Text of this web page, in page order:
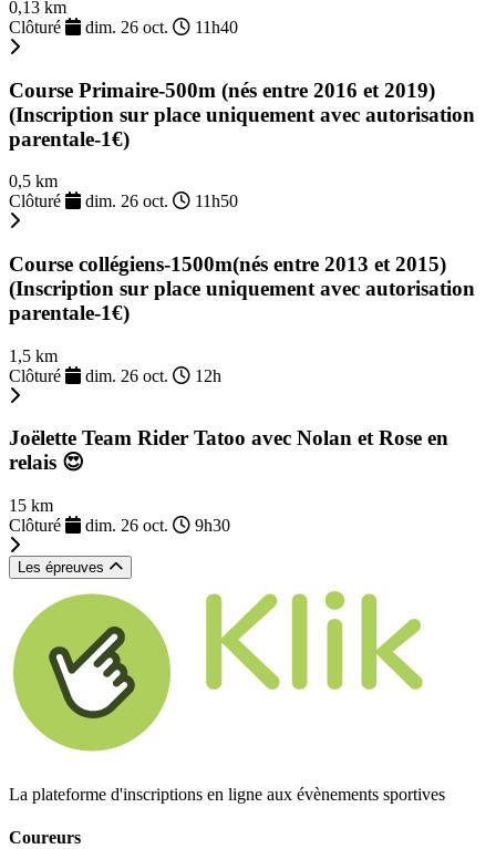
0,13 km
Clôturé
dim. 26 oct. 11h40
Course Primaire-500m (nés entre 2016 et 2019)
(Inscription sur place uniquement avec autorisation
parentale-1€)
0,5 km
Clôturé
dim. 26 oct. 11h50
Course collégiens-1500m(nés entre 2013 et 2015)
(Inscription sur place uniquement avec autorisation
parentale-1€)
1,5 km
Clôturé
dim. 26 oct. 12h
Joëlette Team Rider Tatoo avec Nolan et Rose en
relais 😍
15 km
Clôturé
dim. 26 oct. 9h30
Les épreuves
La plateforme d'inscriptions en ligne aux évènements sportives
Coureurs